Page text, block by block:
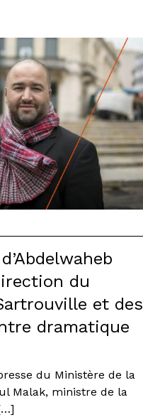
du
et des
dramatique
du Ministère de la
Malak, ministre de la